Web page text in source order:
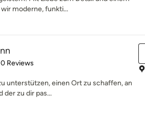
moderne, funkti...
of 5 stars
Reviews
unterstützen, einen Ort zu schaffen, an
der zu dir pas...